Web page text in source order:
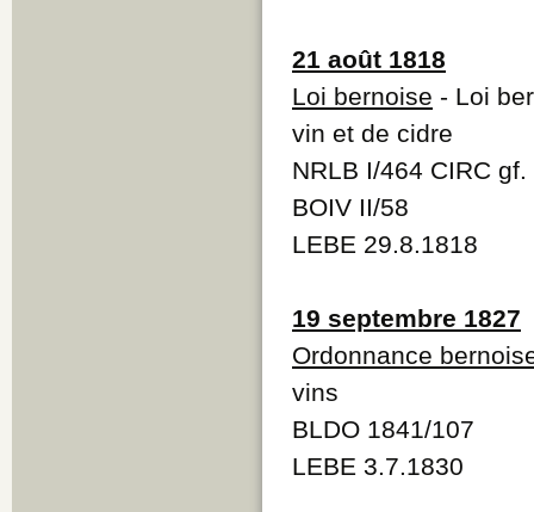
21 août 1818
Loi bernoise - Loi
vin et de cidre
NRLB I/464 CIRC
BOIV II/58
LEBE 29.8.1818
19 septembre 1827
Ordonnance
vins
BLDO 1841/107
LEBE 3.7.1830